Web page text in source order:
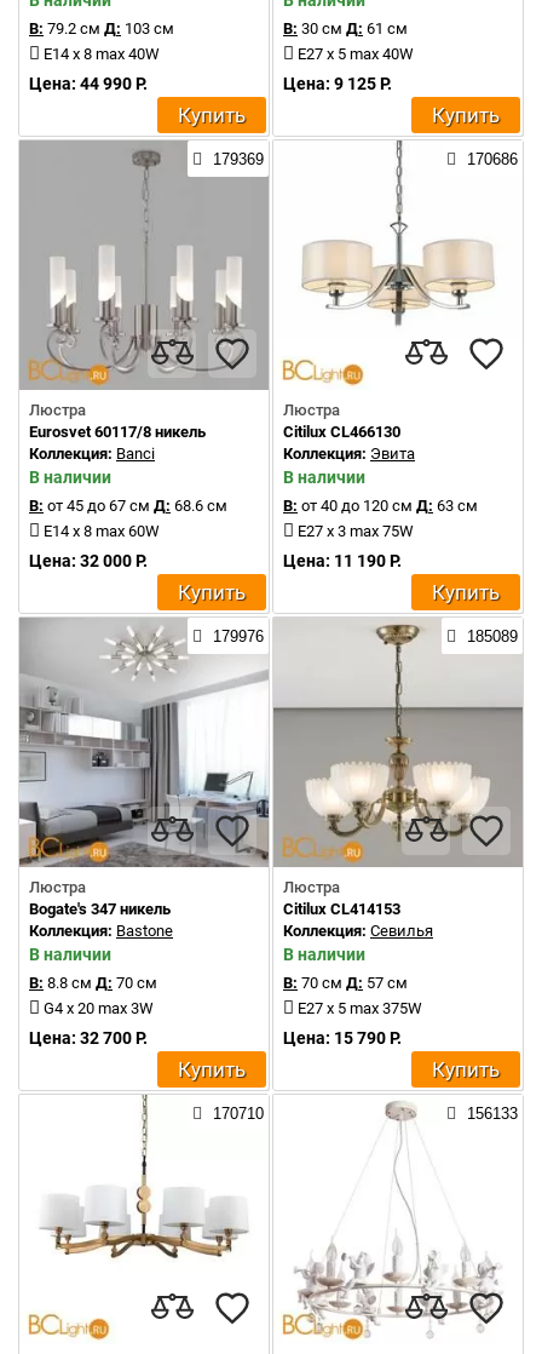
В: 79.2 см Д: 103 см
E14 x 8 max 40W
Цена: 44 990 Р.
Купить
В: 30 см Д: 61 см
E27 x 5 max 40W
Цена: 9 125 Р.
Купить
179369
Люстра
Eurosvet 60117/8 никель
Коллекция: Banci
В наличии
В: от 45 до 67 см Д: 68.6 см
E14 x 8 max 60W
Цена: 32 000 Р.
Купить
170686
Люстра
Citilux CL466130
Коллекция: Эвита
В наличии
В: от 40 до 120 см Д: 63 см
E27 x 3 max 75W
Цена: 11 190 Р.
Купить
179976
Люстра
Bogate's 347 никель
Коллекция: Bastone
В наличии
В: 8.8 см Д: 70 см
G4 x 20 max 3W
Цена: 32 700 Р.
Купить
185089
Люстра
Citilux CL414153
Коллекция: Севилья
В наличии
В: 70 см Д: 57 см
E27 x 5 max 375W
Цена: 15 790 Р.
Купить
170710 156133